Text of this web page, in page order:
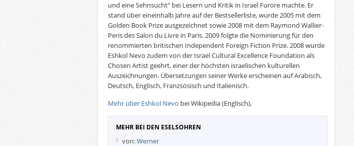
und eine Sehnsucht“ bei Lesern und Kritik in Israel Furore machte. Er
stand über eineinhalb Jahre auf der Bestsellerliste, wurde 2005 mit dem
Golden Book Prize ausgezeichnet sowie 2008 mit dem Raymond Wallier-
Peris des Salon du Livre in Paris. 2009 folgte die Nominierung für den
renommierten britischen Independent Foreign Fiction Prize. 2008 wurde
Eshkol Nevo zudem von der Israel Cultural Excellence Foundation als
Chosen Artist geehrt, einer der höchsten israelischen kulturellen
Auszeichnungen. Übersetzungen seiner Werke erscheinen auf Arabisch,
Deutsch, Englisch, Franzsösisch und Italienisch.
Mehr über Eshkol Nevo bei Wikipedia (Englisch),
MEHR BEI DEN ESELSOHREN
von:Werner